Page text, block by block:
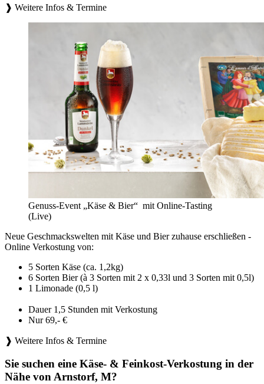
❱ Weitere Infos & Termine
Genuss-Event „Käse & Bier“ mit Online-Tasting
(Live)
Neue Geschmackswelten mit Käse und Bier zuhause erschließen -
Online Verkostung von:
5 Sorten Käse (ca. 1,2kg)
6 Sorten Bier (à 3 Sorten mit 2 x 0,33l und 3 Sorten mit 0,5l)
1 Limonade (0,5 l)
Dauer 1,5 Stunden mit Verkostung
Nur 69,- €
❱ Weitere Infos & Termine
Sie suchen eine Käse- & Feinkost-Verkostung in der
Nähe von Arnstorf, M?